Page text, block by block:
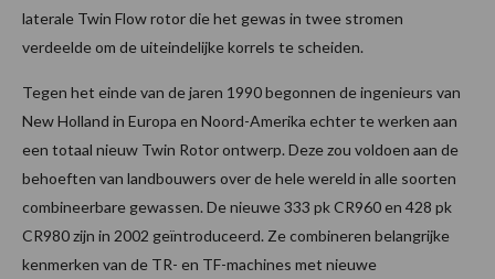
laterale Twin Flow rotor die het gewas in twee stromen
verdeelde om de uiteindelijke korrels te scheiden.
Tegen het einde van de jaren 1990 begonnen de ingenieurs van
New Holland in Europa en Noord-Amerika echter te werken aan
een totaal nieuw Twin Rotor ontwerp. Deze zou voldoen aan de
behoeften van landbouwers over de hele wereld in alle soorten
combineerbare gewassen. De nieuwe 333 pk CR960 en 428 pk
CR980 zijn in 2002 geïntroduceerd. Ze combineren belangrijke
kenmerken van de TR- en TF-machines met nieuwe